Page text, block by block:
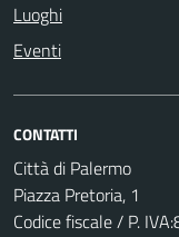
Luoghi
Eventi
CONTATTI
Città di Palermo
Piazza Pretoria, 1
Codice fiscale / P.